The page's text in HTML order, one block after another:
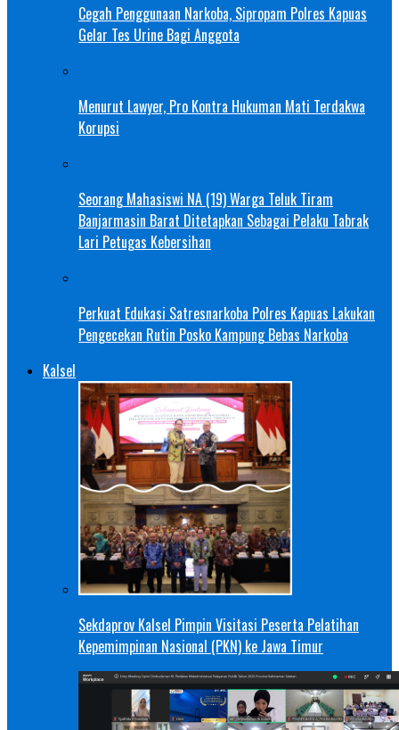
Cegah Penggunaan Narkoba, Sipropam Polres Kapuas
Gelar Tes Urine Bagi Anggota
Menurut Lawyer, Pro Kontra Hukuman Mati Terdakwa
Korupsi
Seorang Mahasiswi NA (19) Warga Teluk Tiram
Banjarmasin Barat Ditetapkan Sebagai Pelaku Tabrak
Lari Petugas Kebersihan
Perkuat Edukasi Satresnarkoba Polres Kapuas Lakukan
Pengecekan Rutin Posko Kampung Bebas Narkoba
Kalsel
Sekdaprov Kalsel Pimpin Visitasi Peserta Pelatihan
Kepemimpinan Nasional (PKN) ke Jawa Timur